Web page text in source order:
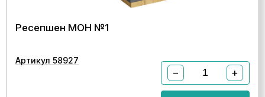
Ресепшен МОН №1
Артикул 58927
− +